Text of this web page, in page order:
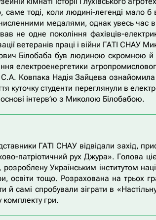
саме тоді, коли людині-легенді мало б
медалями, однак увесь час
не одне покоління фахівців-
ветеранів праці і війни ГАТІ
Білобаба був людиною скромною й
електроенергетики
Ковпака Надія Зайцева ознайомила
куточку студенти переглянули в
інтерв’ю з Миколою Білобабою.
ГАТІ СНАУ відвідали захід,
патріотичний рух Джура». Голова
розроблену Українським інститутом
освіти тощо. Розрахована на трьох
й самі спробували зіграти в
комплекту гри.